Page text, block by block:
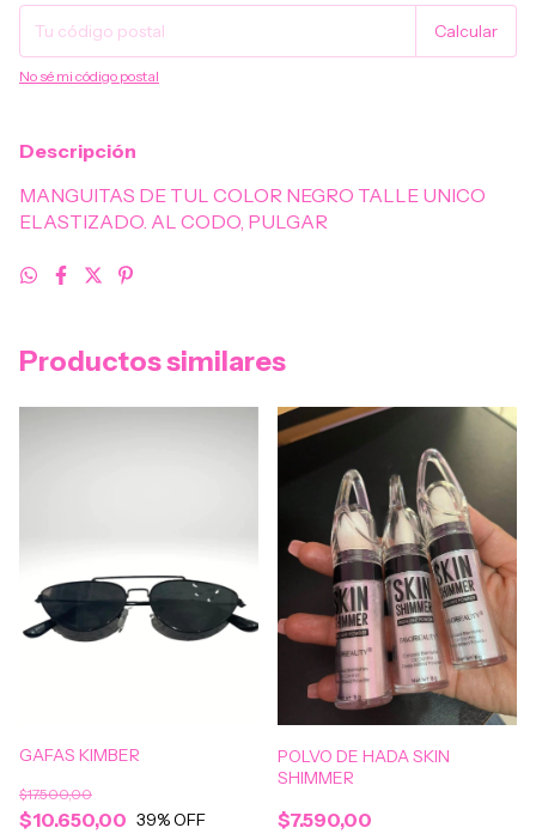
Calcular
No sé mi código postal
Descripción
MANGUITAS DE TUL COLOR NEGRO TALLE UNICO
ELASTIZADO. AL CODO, PULGAR
Productos similares
GAFAS KIMBER
$10.650,00
$17.500,00
39% OFF
POLVO DE HADA SKIN
SHIMMER
$7.590,00